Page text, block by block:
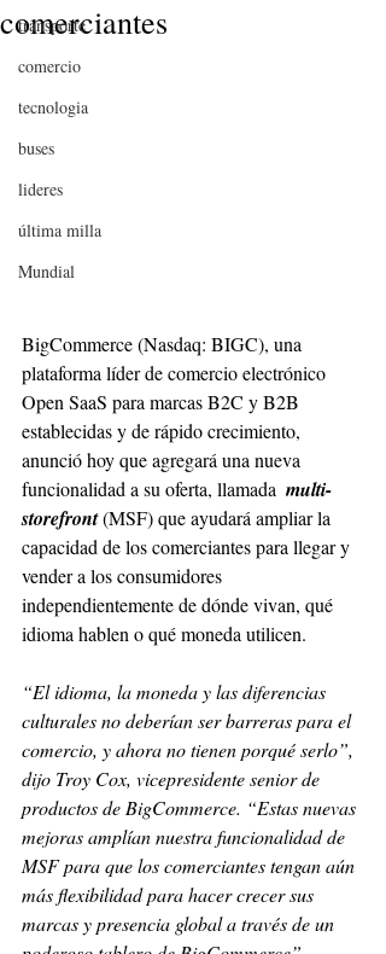
transporte
comercio
tecnologia
buses
lideres
última milla
Mundial
comerciantes
BigCommerce (Nasdaq: BIGC), una
plataforma líder de comercio electrónico
Open SaaS para marcas B2C y B2B
establecidas y de rápido crecimiento,
anunció hoy que agregará una nueva
funcionalidad a su oferta, llamada multi-
storefront(MSF) que ayudará ampliar la
capacidad de los comerciantes para llegar y
vender a los consumidores
independientemente de dónde vivan, qué
idioma hablen o qué moneda utilicen.
“El idioma, la moneda y las diferencias
culturales no deberían ser barreras para el
comercio, y ahora no tienen porqué serlo”,
dijo Troy Cox, vicepresidente senior de
productos de BigCommerce. “Estas nuevas
mejoras amplían nuestra funcionalidad de
MSF para que los comerciantes tengan aún
más flexibilidad para hacer crecer sus
marcas y presencia global a través de un